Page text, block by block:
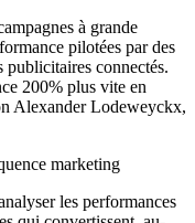
à grande
pilotées par des
publicitaires connectés.
200% plus vite en
Alexander Lodeweyckx,
marketing
les performances